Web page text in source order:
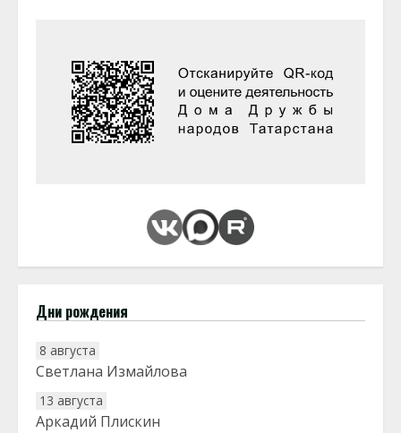
Дни рождения
8 августа
Светлана Измайлова
13 августа
Аркадий Плискин